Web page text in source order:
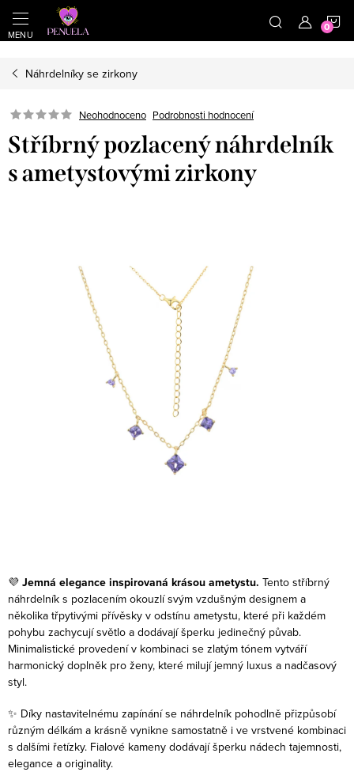
https://cz.pinterest.com/shoppenuela/
Přejít na obsah
Náhrdelníky se zirkony
Neohodnoceno Podrobnosti hodnocení
Stříbrný pozlacený náhrdelník
s ametystovými zirkony
💜 Jemná elegance inspirovaná krásou ametystu. Tento stříbrný
náhrdelník s pozlacením okouzlí svým vzdušným designem a
několika třpytivými přívěsky v odstínu ametystu, které při každém
pohybu zachycují světlo a dodávají šperku jedinečný půvab.
Minimalistické provedení v kombinaci se zlatým tónem vytváří
harmonický doplněk pro ženy, které milují jemný luxus a nadčasový
styl.
✨ Díky nastavitelnému zapínání se náhrdelník pohodlně přizpůsobí
různým délkám a krásně vynikne samostatně i ve vrstvené kombinaci
s dalšími řetízky. Fialové kameny dodávají šperku nádech tajemnosti,
elegance a originality.